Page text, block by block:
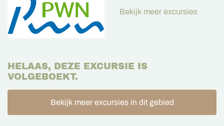
Bekijk meer excursies
HELAAS, DEZE EXCURSIE IS
VOLGEBOEKT.
Bekijk meer excursies in dit gebied